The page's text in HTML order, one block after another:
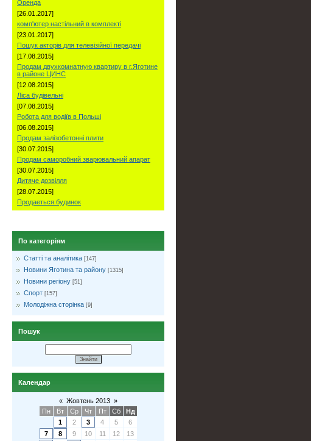
Оренда
[26.01.2017]
комп'ютер настільний в комплекті
[23.01.2017]
Пошук акторів для телевізійної передачі
[17.08.2015]
Продам двухкомнатную квартиру в г.Яготине
в районе ЦИНС
[12.08.2015]
Ліса будівельні
[07.08.2015]
Робота для водіїв в Польші
[06.08.2015]
Продам залізобетонні плити
[30.07.2015]
Продам саморобний зварювальний апарат
[30.07.2015]
Дитяче дозвілля
[28.07.2015]
Продаеться будинок
По категоріям
Статті та аналітика [147]
Новини Яготина та району [1315]
Новини регіону [51]
Спорт [157]
Молодіжна сторінка [9]
Пошук
Календар
« Жовтень 2013 »
Пн
Вт Ср Чт Пт Сб
Нд
1
2 3 4 5
6
7
8 9 10 11 12
13